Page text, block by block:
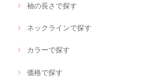
袖の長さで探す
ネックラインで探す
カラーで探す
価格で探す